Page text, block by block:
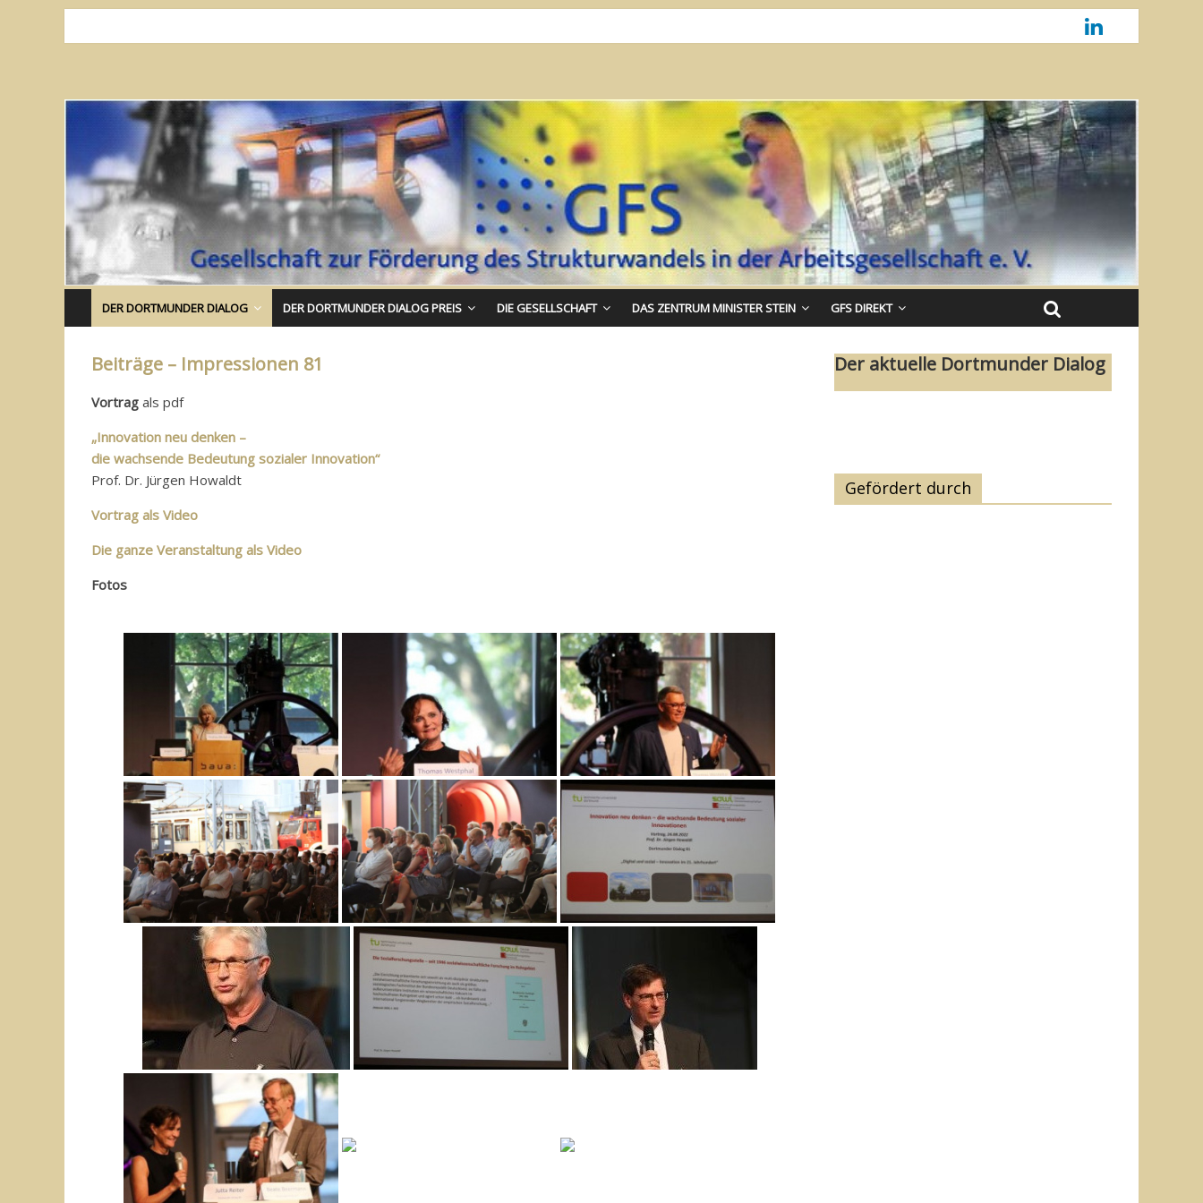
DER DORTMUNDER DIALOG DER DORTMUNDER DIALOG PREIS DIE GESELLSCHAFT DAS ZENTRUM MINISTER STEIN GFS DIREKT
Beiträge – Impressionen 81
Vortrag als pdf
„Innovation neu denken –
die wachsende Bedeutung sozialer Innovation“
Prof. Dr. Jürgen Howaldt
Vortrag als Video
Die ganze Veranstaltung als Video
Fotos
Der aktuelle Dortmunder Dialog
Gefördert durch